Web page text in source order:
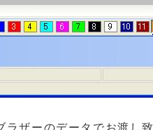
ザーのデータでお渡し致